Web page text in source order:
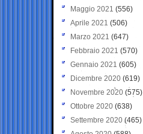
Maggio 2021 (556)
Aprile 2021 (506)
Marzo 2021 (647)
Febbraio 2021 (570)
Gennaio 2021 (605)
Dicembre 2020 (619)
Novembre 2020 (575)
Ottobre 2020 (638)
Settembre 2020(465)